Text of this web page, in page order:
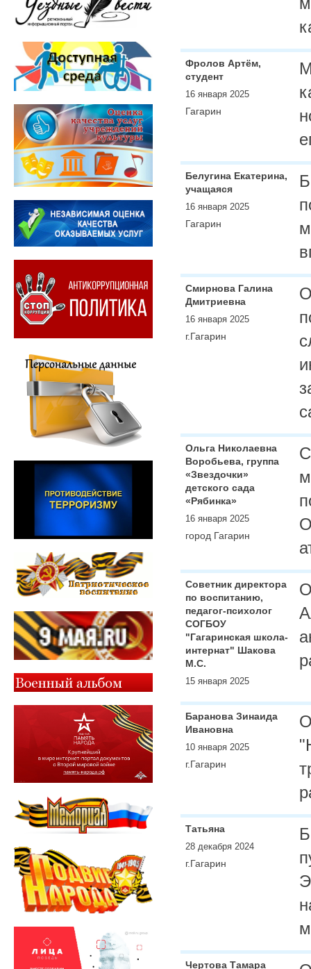
Фролов Артём,
студент
16 января 2025
Гагарин
Белугина Екатерина,
учащаяся
16 января 2025
Гагарин
Смирнова Галина
Дмитриевна
16 января 2025
г.Гагарин
Ольга Николаевна
Воробьева, группа
«Звездочки»
детского сада
«Рябинка»
16 января 2025
город Гагарин
Советник директора
по воспитанию,
педагог-психолог
СОГБОУ
"Гагаринская школа-
интернат" Шакова
М.С.
15 января 2025
Баранова Зинаида
Ивановна
10 января 2025
г.Гагарин
Татьяна
28 декабря 2024
г.Гагарин
Чертова Тамара